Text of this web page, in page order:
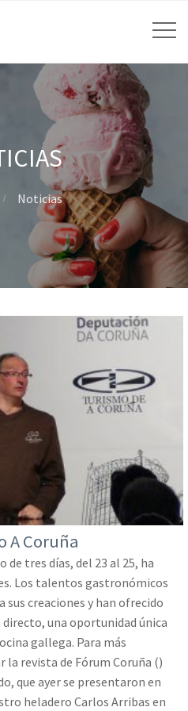
Noticias
A Coruña
de tres días, del 23 al 25, ha
Los talentos gastronómicos
sus creaciones y han ofrecido
una oportunidad única
gallega. Para más
revista de Fórum Coruña ()
que ayer se presentaron en
heladero Carlos Arribas en